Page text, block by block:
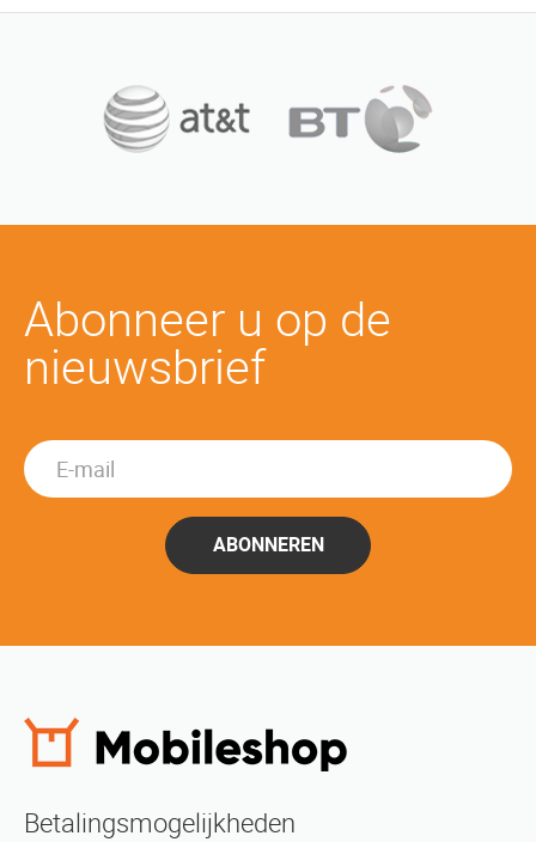
Abonneer u op de
nieuwsbrief
ABONNEREN
Betalingsmogelijkheden